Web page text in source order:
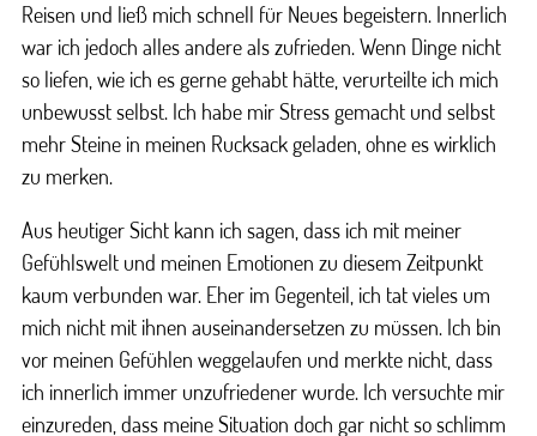
Reisen und ließ mich schnell für Neues begeistern. Innerlich
war ich jedoch alles andere als zufrieden. Wenn Dinge nicht
so liefen, wie ich es gerne gehabt hätte, verurteilte ich mich
unbewusst selbst. Ich habe mir Stress gemacht und selbst
mehr Steine in meinen Rucksack geladen, ohne es wirklich
zu merken.
Aus heutiger Sicht kann ich sagen, dass ich mit meiner
Gefühlswelt und meinen Emotionen zu diesem Zeitpunkt
kaum verbunden war. Eher im Gegenteil, ich tat vieles um
mich nicht mit ihnen auseinandersetzen zu müssen. Ich bin
vor meinen Gefühlen weggelaufen und merkte nicht, dass
ich innerlich immer unzufriedener wurde. Ich versuchte mir
einzureden, dass meine Situation doch gar nicht so schlimm